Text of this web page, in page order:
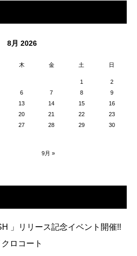
8月 2026
木 金 土 日
1
2
6 7 8
9
13 14 15
16
20 21 22
23
27 28 29
30
9月 »
」リリース記念イベント開催!!
ロコート